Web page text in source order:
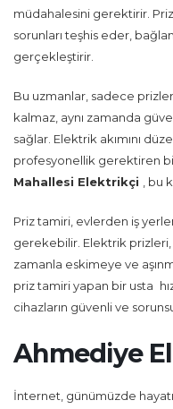
müdahalesini gerektirir.
sorunları teşhis eder,
gerçekleştirir.
Bu uzmanlar, sadece
kalmaz, aynı zamanda
sağlar. Elektrik akımını
profesyonellik gerektiren
Mahallesi Elektrikçi
, bu
Priz tamiri, evlerden iş
gerekebilir. Elektrik prizleri,
zamanla eskimeye ve
priz tamiri yapan bir usta
cihazların güvenli ve
Ahmediye
İnternet, günümüzde